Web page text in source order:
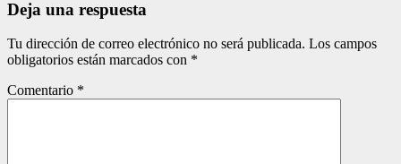
Deja una respuesta
Tu dirección de correo electrónico no será publicada. Los campos
obligatorios están marcados con *
Comentario *